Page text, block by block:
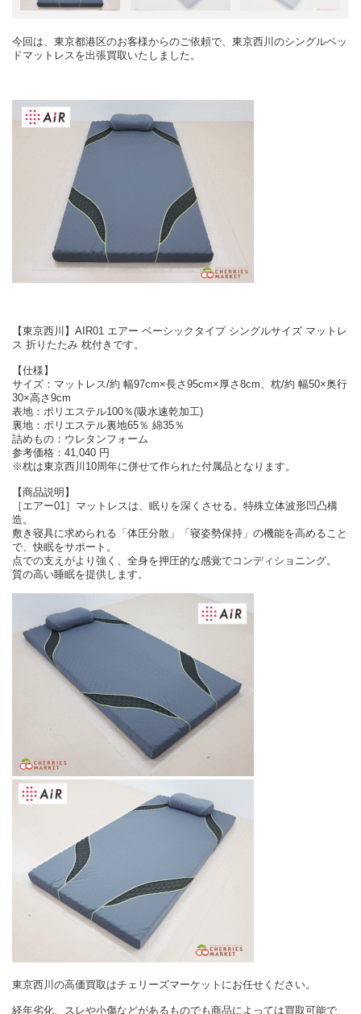
今回は、東京都港区のお客様からのご依頼で、東京西川のシングルベッ
ドマットレスを出張買取いたしました。
【東京西川】AIR01 エアー ベーシックタイプ シングルサイズ マットレ
ス 折りたたみ 枕付きです。
【仕様】
サイズ：マットレス/約 幅97cm×長さ95cm×厚さ8cm、枕/約 幅50×奥行
30×高さ9cm
表地：ポリエステル100％(吸水速乾加工)
裏地：ポリエステル裏地65％ 綿35％
詰めもの：ウレタンフォーム
参考価格：41,040 円
※枕は東京西川10周年に併せて作られた付属品となります。
【商品説明】
［エアー01］マットレスは、眠りを深くさせる。特殊立体波形凹凸構
造。
敷き寝具に求められる「体圧分散」「寝姿勢保持」の機能を高めること
で、快眠をサポート。
点での支えがより強く、全身を押圧的な感覚でコンディショニング。
質の高い睡眠を提供します。
東京西川の高価買取はチェリーズマーケットにお任せください。
経年劣化、スレや小傷などがあるものでも商品によっては買取可能で